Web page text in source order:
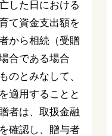
した日における
て資金支出額を
から相続（受贈
合である場合
のとみなして、
適用することと
者は、取扱金融
確認し、贈与者